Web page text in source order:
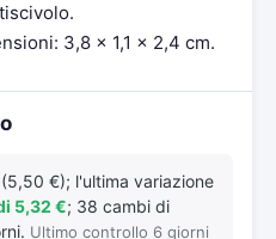
3,8 x 1,1 x 2,4 cm.
(5,50 €); l'ultima variazione
5,32 €; 38 cambi di
Ultimo controllo 6 giorni